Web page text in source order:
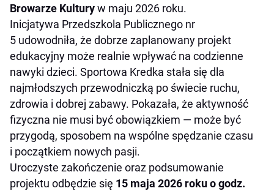
Browarze Kulturyw maju 2026 roku.
Inicjatywa Przedszkola Publicznego nr
5 udowodniła, że dobrze zaplanowany projekt
edukacyjny może realnie wpływać na codzienne
nawyki dzieci. Sportowa Kredka stała się dla
najmłodszych przewodniczką po świecie ruchu,
zdrowia i dobrej zabawy. Pokazała, że aktywność
fizyczna nie musi być obowiązkiem — może być
przygodą, sposobem na wspólne spędzanie czasu
i początkiem nowych pasji.
Uroczyste zakończenie oraz podsumowanie
projektu odbędzie się 15 maja 2026 roku o godz.